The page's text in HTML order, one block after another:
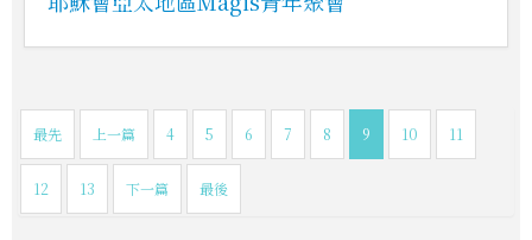
最先 上一篇 4 5 6 7 8 9 10 11
12 13 下一篇 最後